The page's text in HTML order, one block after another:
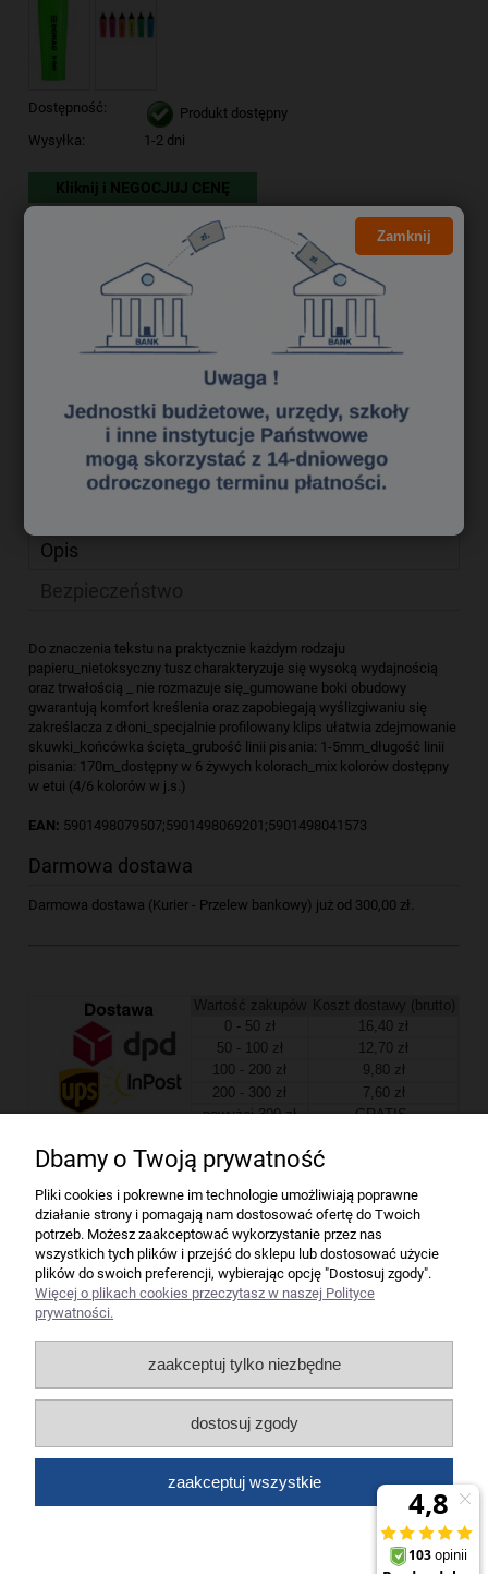
Dostępność:
Produkt dostępny
Wysyłka:
1-2 dni
Kliknij i NEGOCJUJ CENĘ
1,91 zł
do koszyka
Kod produktu:
zak0370279
zapytaj o produkt
poleć znajomemu
Opis
Do znaczenia tekstu na praktycznie każdym rodzaju
papieru_nietoksyczny tusz charakteryzuje się wysoką wydajnością
oraz trwałością _ nie rozmazuje się_gumowane boki obudowy
gwarantują komfort kreślenia oraz zapobiegają wyślizgiwaniu się
zakreślacza z dłoni_specjalnie profilowany klips ułatwia zdejmowanie
skuwki_końcówka ścięta_grubość linii pisania: 1-5mm_długość linii
pisania: 170m_dostępny w 6 żywych kolorach_mix kolorów dostępny
w etui (4/6 kolorów w j.s.)
EAN: 5901498079507;5901498069201;5901498041573
Darmowa dostawa
Darmowa dostawa (Kurier - Przelew bankowy) już od 300,00 zł.
Wartość zakupów Koszt dostawy (brutto)
0 - 50 zł
16,40 zł
50 - 100 zł
12,70 zł
100 - 200 zł
9,80 zł
200 - 300 zł
7,60 zł
powyżej 300 zł
GRATIS
Firma
Bindownice wg producentów
Niszczarki wg producentów
Liczarki pieniędzy
Wszelkie prawa zastrzeżone dla artykuły biurowe Koneser.
Dbamy o Twoją prywatność
Pliki cookies i pokrewne im technologie umożliwiają poprawne
działanie strony i pomagają nam dostosować ofertę do Twoich
potrzeb. Możesz zaakceptować wykorzystanie przez nas
wszystkich tych plików i przejść do sklepu lub dostosować użycie
plików do swoich preferencji, wybierając opcję "Dostosuj zgody".
Więcej o plikach cookies przeczytasz w naszej Polityce
prywatności.
zaakceptuj tylko niezbędne
dostosuj zgody
zaakceptuj wszystkie
Zamknij